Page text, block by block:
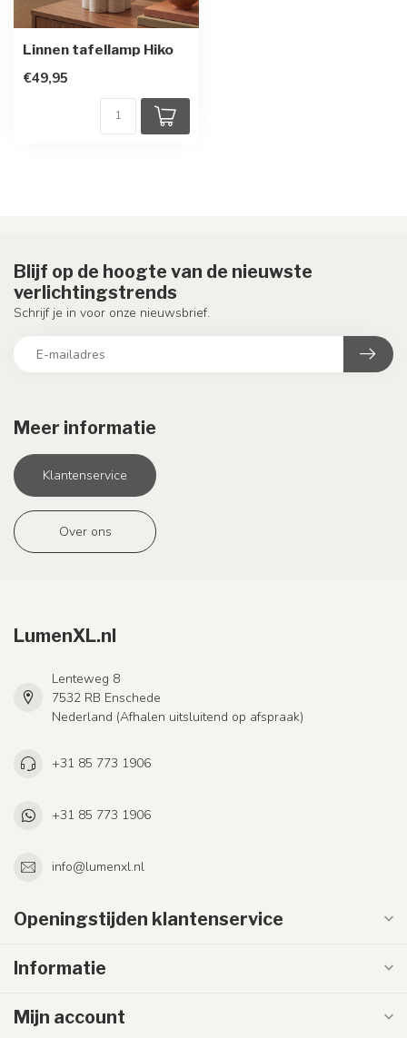
Linnen tafellamp Hiko
€49,95
Meer informatie
Klantenservice
Over ons
Blijf op de hoogte van de nieuwste
verlichtingstrends
Schrijf je in voor onze nieuwsbrief.
LumenXL.nl
Lenteweg 8
7532 RB Enschede
Nederland (Afhalen uitsluitend op afspraak)
+31 85 773 1906
+31 85 773 1906
info@lumenxl.nl
Openingstijden klantenservice
Informatie
Mijn account